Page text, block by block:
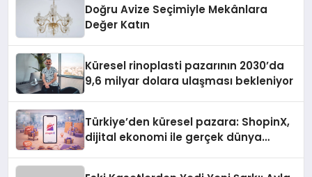
Doğru Avize Seçimiyle Mekânlara
Değer Katın
Küresel rinoplasti pazarının 2030’da
9,6 milyar dolara ulaşması bekleniyor
Türkiye’den küresel pazara: ShopinX,
dijital ekonomi ile gerçek dünya